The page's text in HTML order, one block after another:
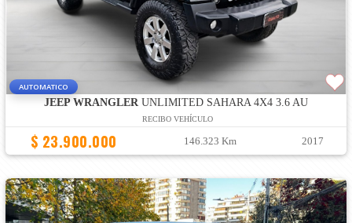
AUTOMATICO
JEEP WRANGLERUNLIMITED SAHARA 4X4 3.6 AU
RECIBO VEHÍCULO
$ 23.900.000 146.323 Km 2017